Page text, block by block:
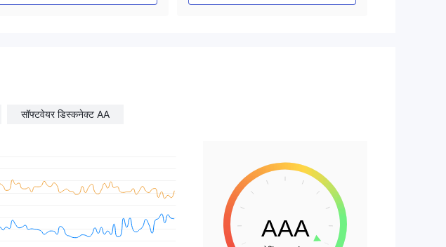
सॉफ्टवेयर डिस्कनेक्ट AA